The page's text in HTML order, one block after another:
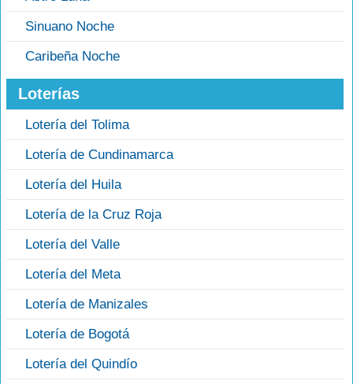
Sinuano Noche
Caribeña Noche
Loterías
Lotería del Tolima
Lotería de Cundinamarca
Lotería del Huila
Lotería de la Cruz Roja
Lotería del Valle
Lotería del Meta
Lotería de Manizales
Lotería de Bogotá
Lotería del Quindío